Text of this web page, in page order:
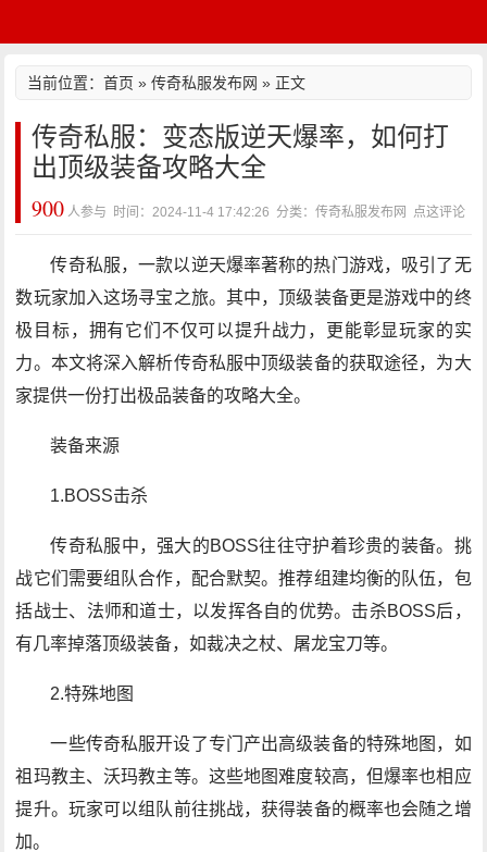
当前位置：首页 »传奇私服发布网 » 正文
传奇私服：变态版逆天爆率，如何打
出顶级装备攻略大全
900 人参与 时间：2024-11-4 17:42:26 分类：传奇私服发布网 点这评论
传奇私服，一款以逆天爆率著称的热门游戏，吸引了无
数玩家加入这场寻宝之旅。其中，顶级装备更是游戏中的终
极目标，拥有它们不仅可以提升战力，更能彰显玩家的实
力。本文将深入解析传奇私服中顶级装备的获取途径，为大
家提供一份打出极品装备的攻略大全。
装备来源
1.BOSS击杀
传奇私服中，强大的BOSS往往守护着珍贵的装备。挑
战它们需要组队合作，配合默契。推荐组建均衡的队伍，包
括战士、法师和道士，以发挥各自的优势。击杀BOSS后，
有几率掉落顶级装备，如裁决之杖、屠龙宝刀等。
2.特殊地图
一些传奇私服开设了专门产出高级装备的特殊地图，如
祖玛教主、沃玛教主等。这些地图难度较高，但爆率也相应
提升。玩家可以组队前往挑战，获得装备的概率也会随之增
加。